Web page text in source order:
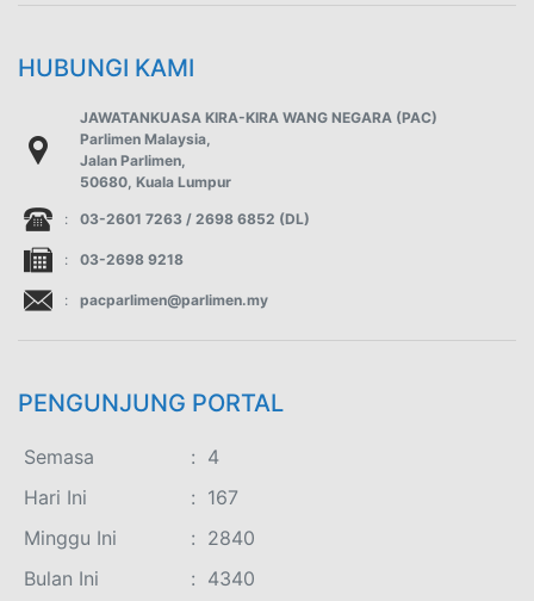
HUBUNGI KAMI
JAWATANKUASA KIRA-KIRA WANG NEGARA (PAC)
Parlimen Malaysia,
Jalan Parlimen,
50680, Kuala Lumpur
: 03-2601 7263 / 2698 6852 (DL)
: 03-2698 9218
: pacparlimen@parlimen.my
PENGUNJUNG PORTAL
Semasa : 4
Hari Ini
: 167
Minggu Ini
: 2840
Bulan Ini
: 4340